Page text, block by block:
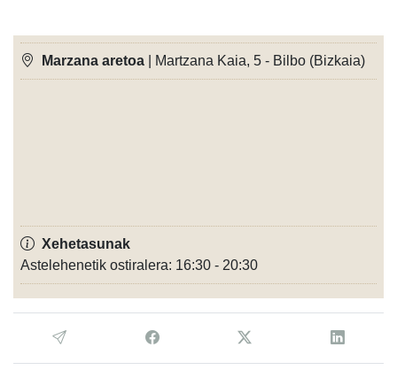
Marzana aretoa | Martzana Kaia, 5 - Bilbo (Bizkaia)
Xehetasunak
Astelehenetik ostiralera: 16:30 - 20:30